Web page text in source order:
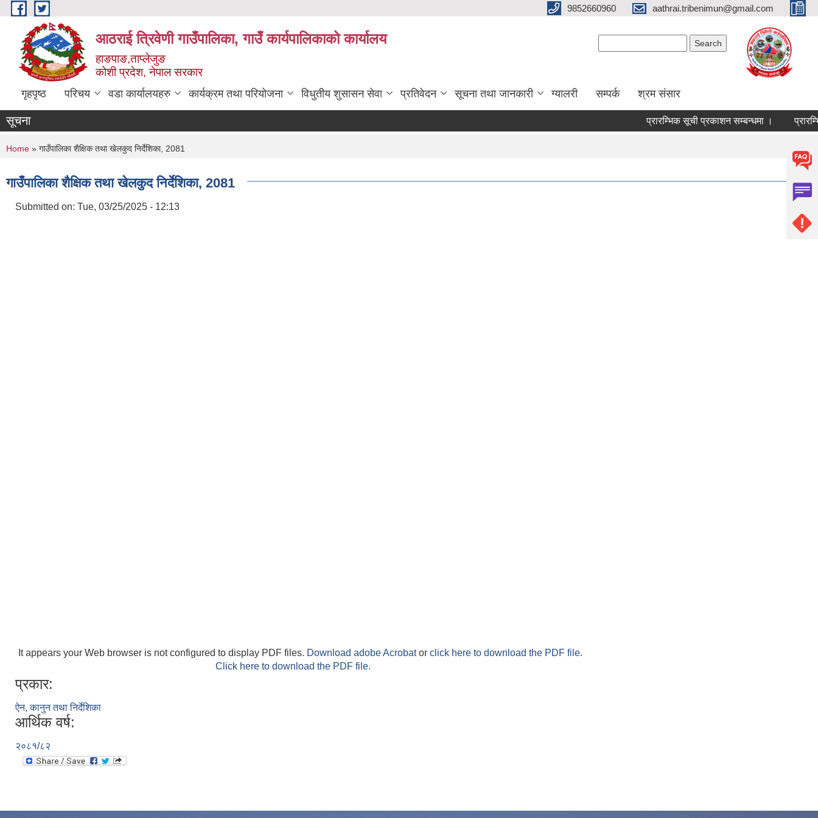
Skip to main content 9852660960 aathrai.tribenimun@gmail.com
आठराई त्रिवेणी गाउँपालिका, गाउँ कार्यपालिकाको कार्यालय
हाङपाङ,ताप्लेजुङ
कोशी प्रदेश, नेपाल सरकार
गृहपृष्ठ परिचय वडा कार्यालयहरु कार्यक्रम तथा परियोजना विधुतीय शुसासन सेवा प्रतिवेदन सूचना तथा जानकारी ग्यालरी सम्पर्क श्रम संसार
सूचना प्रारम्भिक सूची प्रकाशन सम्बन्धमा ।
You are here
Home » गाउँपालिका शैक्षिक तथा खेलकुद निर्देशिका, 2081
गाउँपालिका शैक्षिक तथा खेलकुद निर्देशिका, 2081
Submitted on: Tue, 03/25/2025 - 12:13
It appears your Web browser is not configured to display PDF files. Download adobe Acrobator click here to download the PDF file.
Click here to download the PDF file.
प्रकार:
ऐन, कानुन तथा निर्देशिका
आर्थिक वर्ष:
२०८१/८२